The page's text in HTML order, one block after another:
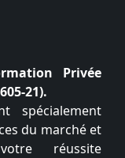
Privée
21).
spécialement
du marché et
réussite